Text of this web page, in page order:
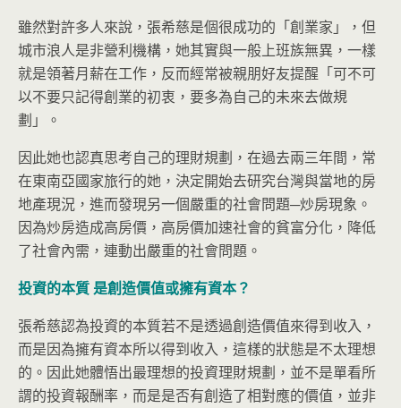
雖然對許多人來說，張希慈是個很成功的「創業家」，但
城市浪人是非營利機構，她其實與一般上班族無異，一樣
就是領著月薪在工作，反而經常被親朋好友提醒「可不可
以不要只記得創業的初衷，要多為自己的未來去做規
劃」。
因此她也認真思考自己的理財規劃，在過去兩三年間，常
在東南亞國家旅行的她，決定開始去研究台灣與當地的房
地產現況，進而發現另一個嚴重的社會問題─炒房現象。
因為炒房造成高房價，高房價加速社會的貧富分化，降低
了社會內需，連動出嚴重的社會問題。
投資的本質 是創造價值或擁有資本？
張希慈認為投資的本質若不是透過創造價值來得到收入，
而是因為擁有資本所以得到收入，這樣的狀態是不太理想
的。因此她體悟出最理想的投資理財規劃，並不是單看所
謂的投資報酬率，而是是否有創造了相對應的價值，並非